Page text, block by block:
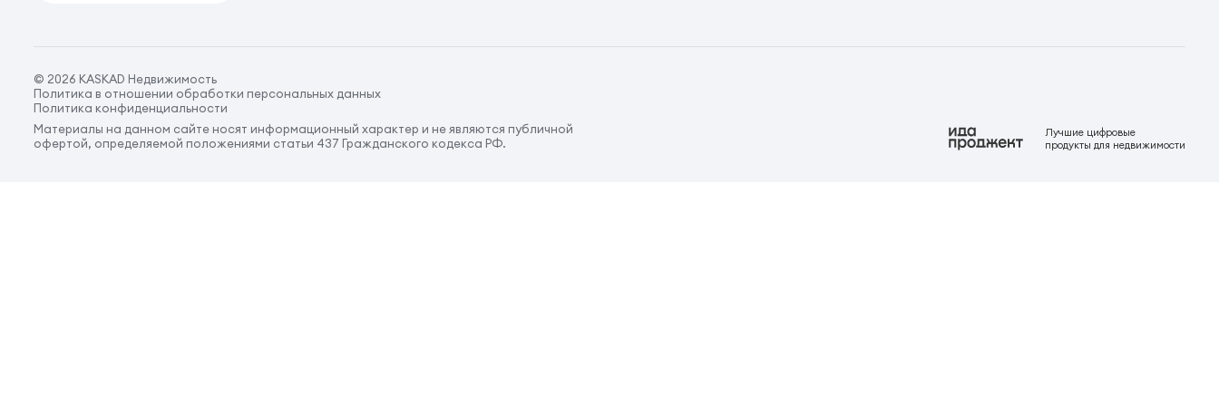
© 2026 KASKAD Недвижимость
Политика в отношении обработки персональных данных
Политика конфиденциальности
Материалы на данном сайте носят информационный характер и не являются публичной
офертой, определяемой положениями статьи 437 Гражданского кодекса РФ.
Лучшие цифровые
продукты для недвижимости